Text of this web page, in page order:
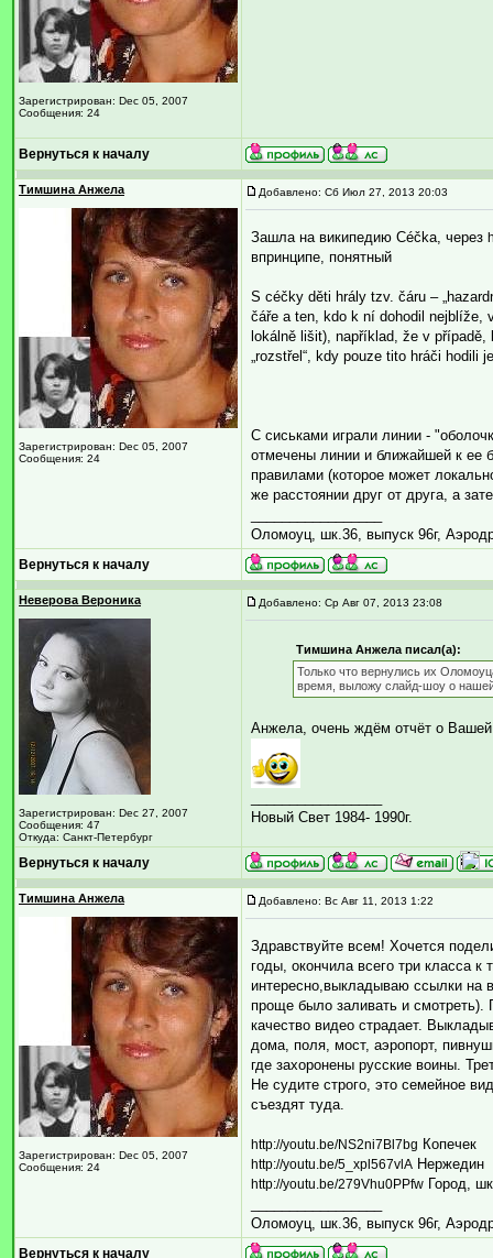
Зарегистрирован: Dec 05, 2007
Сообщения: 24
Вернуться к началу
Тимшина Анжела
Зарегистрирован: Dec 05, 2007
Сообщения: 24
Добавлено: Сб Июл 27, 2013 20:03
Зашла на википедию Céčka, через
впринципе, понятный
S céčky děti hrály tzv. čáru –
čáře a ten, kdo k ní dohodil nejblíže,
lokálně lišit), například, že v
„rozstřel“, kdy pouze tito hráči hodili
С сиськами играли линии -
отмечены линии и ближайшей к ее
правилами (которое может
же расстоянии друг от друга, а
Оломоуц, шк.36, выпуск 96г,
Вернуться к началу
Неверова Вероника
Зарегистрирован: Dec 27, 2007
Сообщения: 47
Откуда: Санкт-Петербург
Добавлено: Ср Авг 07, 2013 23:08
Тимшина Анжела писал(а):
Только что вернулись их
время, выложу слайд-шоу о
Анжела, очень ждём отчёт о Вашей
Новый Свет 1984- 1990г.
Вернуться к началу
Тимшина Анжела
Зарегистрирован: Dec 05, 2007
Сообщения: 24
Добавлено: Вс Авг 11, 2013 1:22
Здравствуйте всем! Хочется
годы, окончила всего три класса
интересно,выкладываю ссылки на
проще было заливать и смотреть).
качество видео страдает.
дома, поля, мост, аэропорт,
где захоронены русские воины.
Не судите строго, это семейное
съездят туда.
http://youtu.be/NS2ni7Bl7bg Копечек
http://youtu.be/5_xpl567vlA Нержедин
http://youtu.be/279Vhu0PPfw Город,
Оломоуц, шк.36, выпуск 96г,
Вернуться к началу